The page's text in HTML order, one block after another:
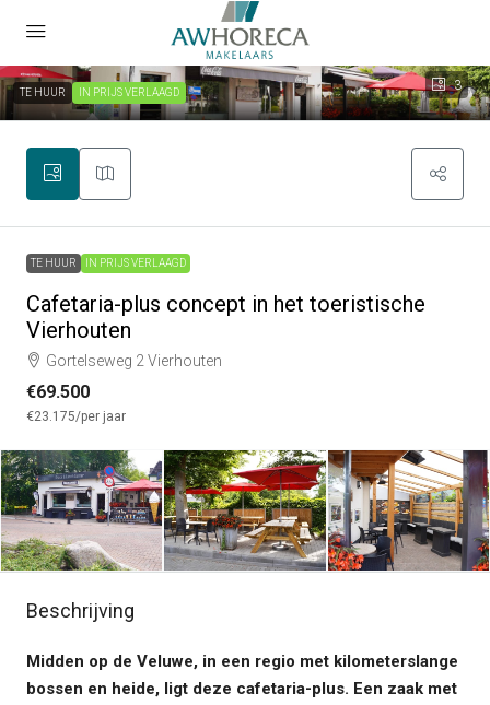
3
TE HUUR IN PRIJS VERLAAGD
TE HUUR IN PRIJS VERLAAGD
Cafetaria-plus concept in het toeristische
Vierhouten
Gortelseweg 2 Vierhouten
€69.500
€23.175/per jaar
Beschrijving
Midden op de Veluwe, in een regio met kilometerslange
bossen en heide, ligt deze cafetaria-plus. Een zaak met